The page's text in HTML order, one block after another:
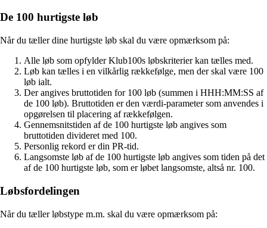
De 100 hurtigste løb
Når du tæller dine hurtigste løb skal du være opmærksom på:
Alle løb som opfylder Klub100s løbskriterier kan tælles med.
Løb kan tælles i en vilkårlig rækkefølge, men der skal være 100
løb ialt.
Der angives bruttotiden for 100 løb (summen i HHH:MM:SS af
de 100 løb). Bruttotiden er den værdi-parameter som anvendes i
opgørelsen til placering af rækkefølgen.
Gennemsnitstiden af de 100 hurtigste løb angives som
bruttotiden divideret med 100.
Personlig rekord er din PR-tid.
Langsomste løb af de 100 hurtigste løb angives som tiden på det
af de 100 hurtigste løb, som er løbet langsomste, altså nr. 100.
Løbsfordelingen
Når du tæller løbstype m.m. skal du være opmærksom på: